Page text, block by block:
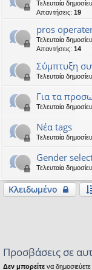
Τελευταία
Απαντήσεις: 19
pros
Τελευταία
Απαντήσεις: 14
Σύμπτυξη
Τελευταία
Για τα
Τελευταία
Νέα tags
Τελευταία
Gender
Τελευταία
Κλειδωμένο
Προσβάσεις σε
Δεν μπορείτε να